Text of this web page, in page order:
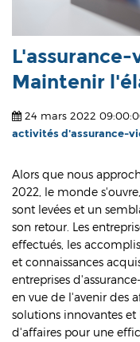
Maintenir
24 mars 2022
activités d'assurance-
Alors que nous
2022, le monde
sont levées et un
son retour. Les
effectués, les
et connaissances
entreprises
en vue de l'avenir des
solutions innovantes
d'affaires pour une